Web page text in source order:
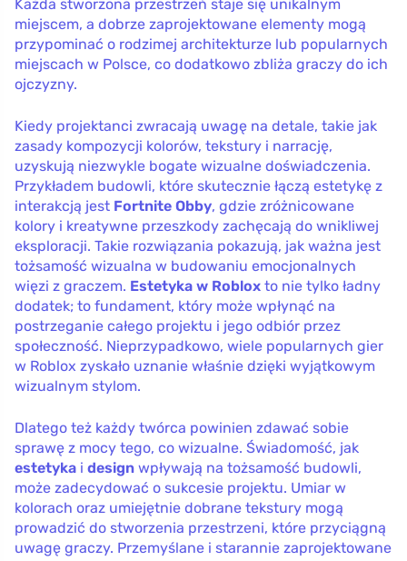
Każda stworzona przestrzeń staje się unikalnym
miejscem, a dobrze zaprojektowane elementy mogą
przypominać o rodzimej architekturze lub popularnych
miejscach w Polsce, co dodatkowo zbliża graczy do ich
ojczyzny.
Kiedy projektanci zwracają uwagę na detale, takie jak
zasady kompozycji kolorów, tekstury i narrację,
uzyskują niezwykle bogate wizualne doświadczenia.
Przykładem budowli, które skutecznie łączą estetykę z
interakcją jest Fortnite Obby, gdzie zróżnicowane
kolory i kreatywne przeszkody zachęcają do wnikliwej
eksploracji. Takie rozwiązania pokazują, jak ważna jest
tożsamość wizualna w budowaniu emocjonalnych
więzi z graczem. Estetyka w Roblox to nie tylko ładny
dodatek; to fundament, który może wpłynąć na
postrzeganie całego projektu i jego odbiór przez
społeczność. Nieprzypadkowo, wiele popularnych gier
w Roblox zyskało uznanie właśnie dzięki wyjątkowym
wizualnym stylom.
Dlatego też każdy twórca powinien zdawać sobie
sprawę z mocy tego, co wizualne. Świadomość, jak
estetyka i design wpływają na tożsamość budowli,
może zadecydować o sukcesie projektu. Umiar w
kolorach oraz umiejętnie dobrane tekstury mogą
prowadzić do stworzenia przestrzeni, które przyciągną
uwagę graczy. Przemyślane i starannie zaprojektowane